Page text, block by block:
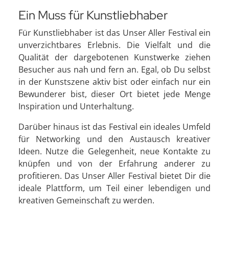
Ein Muss für Kunstliebhaber
Für Kunstliebhaber ist das Unser Aller Festival ein
unverzichtbares Erlebnis. Die Vielfalt und die
Qualität der dargebotenen Kunstwerke ziehen
Besucher aus nah und fern an. Egal, ob Du selbst
in der Kunstszene aktiv bist oder einfach nur ein
Bewunderer bist, dieser Ort bietet jede Menge
Inspiration und Unterhaltung.
Darüber hinaus ist das Festival ein ideales Umfeld
für Networking und den Austausch kreativer
Ideen. Nutze die Gelegenheit, neue Kontakte zu
knüpfen und von der Erfahrung anderer zu
profitieren. Das Unser Aller Festival bietet Dir die
ideale Plattform, um Teil einer lebendigen und
kreativen Gemeinschaft zu werden.